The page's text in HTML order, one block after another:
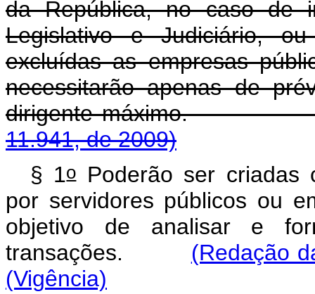
da República, no caso de
Legislativo e Judiciário,
excluídas as empresas
necessitarão apenas de
dirigente
11.941, de 2009)
§ 1oPoderão ser criadas
por servidores públicos ou
objetivo de analisar e
transações.
(Redação
(Vigência)